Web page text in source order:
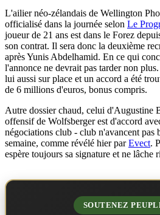
L'ailier néo-zélandais de Wellington
officialisé dans la journée selon Le
joueur de 21 ans est dans le Forez
son contrat. Il sera donc la deuxième
après Yunis Abdelhamid. En ce qui
l'annonce ne devrait pas tarder non
lui aussi sur place et un accord a été
de 6 millions d'euros, bonus compris.
Autre dossier chaud, celui d'Augustine
offensif de Wolfsberger est d'accord
négociations club - club n'avancent pas
semaine, comme révélé hier parEvect.
espère toujours sa signature et ne lâche
SOUTENEZ